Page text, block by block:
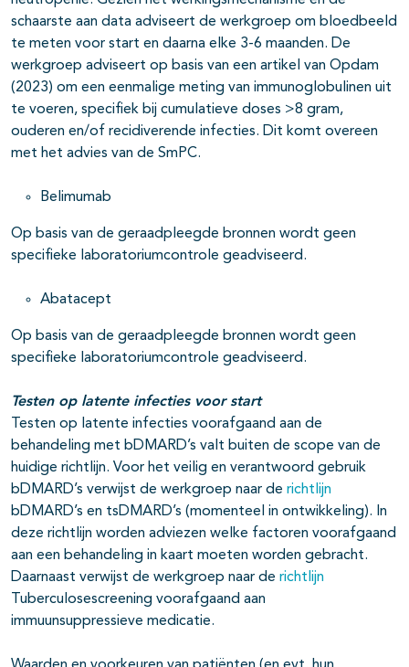
schaarste aan data adviseert de werkgroep om bloedbeeld
te meten voor start en daarna elke 3-6 maanden. De
werkgroep adviseert op basis van een artikel van Opdam
(2023) om een eenmalige meting van immunoglobulinen uit
te voeren, specifiek bij cumulatieve doses >8 gram,
ouderen en/of recidiverende infecties. Dit komt overeen
met het advies van de SmPC.
Belimumab
Op basis van de geraadpleegde bronnen wordt geen
specifieke laboratoriumcontrole geadviseerd.
Abatacept
Op basis van de geraadpleegde bronnen wordt geen
specifieke laboratoriumcontrole geadviseerd.
Testen op latente infecties voor start
Testen op latente infecties voorafgaand aan de
behandeling met bDMARD’s valt buiten de scope van de
huidige richtlijn. Voor het veilig en verantwoord gebruik
bDMARD’s verwijst de werkgroep naar de richtlijn
bDMARD’s en tsDMARD’s (momenteel in ontwikkeling). In
deze richtlijn worden adviezen welke factoren voorafgaand
aan een behandeling in kaart moeten worden gebracht.
Daarnaast verwijst de werkgroep naar de richtlijn
Tuberculosescreening voorafgaand aan
immuunsuppressieve medicatie.